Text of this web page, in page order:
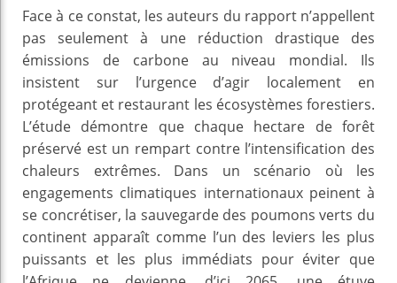
Face à ce constat, les auteurs du rapport n’appellent
pas seulement à une réduction drastique des
émissions de carbone au niveau mondial. Ils
insistent sur l’urgence d’agir localement en
protégeant et restaurant les écosystèmes forestiers.
L’étude démontre que chaque hectare de forêt
préservé est un rempart contre l’intensification des
chaleurs extrêmes. Dans un scénario où les
engagements climatiques internationaux peinent à
se concrétiser, la sauvegarde des poumons verts du
continent apparaît comme l’un des leviers les plus
puissants et les plus immédiats pour éviter que